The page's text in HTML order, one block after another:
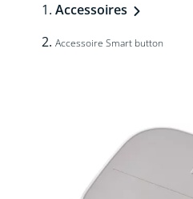
Accessoires
Accessoire Smart button